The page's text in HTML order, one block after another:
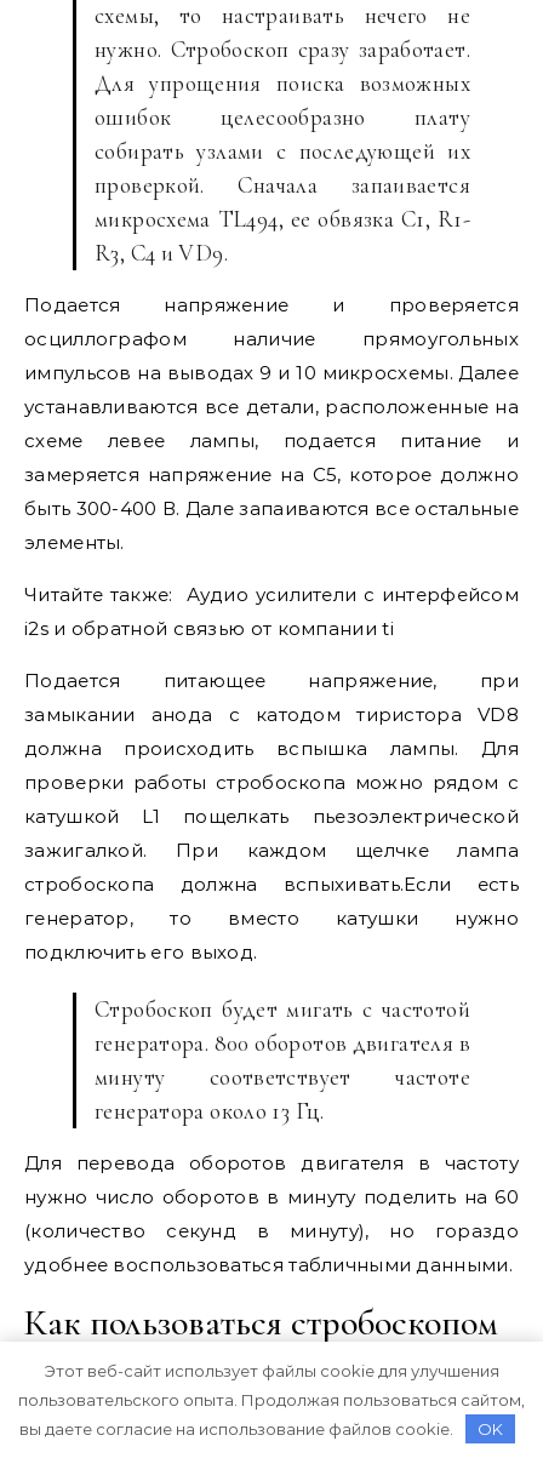
схемы, то настраивать нечего не
нужно. Стробоскоп сразу заработает.
Для упрощения поиска возможных
ошибок целесообразно плату
собирать узлами с последующей их
проверкой. Сначала запаивается
микросхема TL494, ее обвязка С1, R1-
R3, С4 и VD9.
Подается напряжение и проверяется
осциллографом наличие прямоугольных
импульсов на выводах 9 и 10 микросхемы. Далее
устанавливаются все детали, расположенные на
схеме левее лампы, подается питание и
замеряется напряжение на С5, которое должно
быть 300-400 В. Дале запаиваются все остальные
элементы.
Читайте также:
Аудио усилители с интерфейсом
i2s и обратной связью от компании ti
Подается питающее напряжение, при
замыкании анода с катодом тиристора VD8
должна происходить вспышка лампы. Для
проверки работы стробоскопа можно рядом с
катушкой L1 пощелкать пьезоэлектрической
зажигалкой. При каждом щелчке лампа
стробоскопа должна вспыхивать.Если есть
генератор, то вместо катушки нужно
подключить его выход.
Стробоскоп будет мигать с частотой
генератора. 800 оборотов двигателя в
минуту соответствует частоте
генератора около 13 Гц.
Для перевода оборотов двигателя в частоту
нужно число оборотов в минуту поделить на 60
(количество секунд в минуту), но гораздо
удобнее воспользоваться табличными данными.
Как пользоваться стробоскопом
Для запуска стробоскопа в работу нужно при
отключенном двигателе автомобиля продеть в
кольцо индуктивного датчика стробоскопа
Этот веб-сайт использует файлы cookie для улучшения
пользовательского опыта. Продолжая пользоваться сайтом,
вы даете согласие на использование файлов cookie.
OK